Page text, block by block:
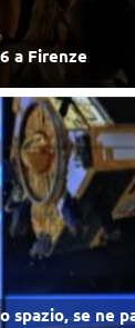
a Firenze
se ne